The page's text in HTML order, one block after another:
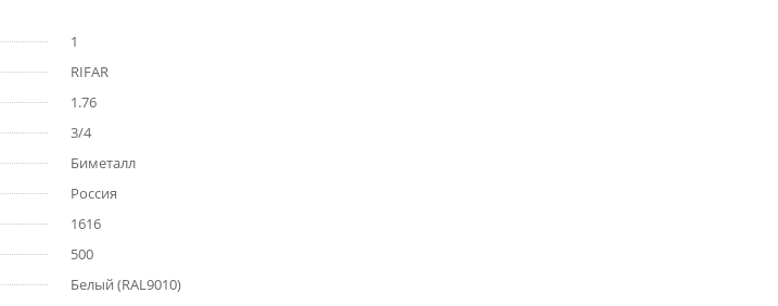
1
RIFAR
1.76
3/4
Биметалл
Россия
1616
500
Белый (RAL9010)